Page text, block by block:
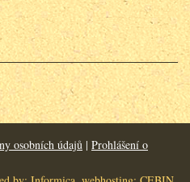
osobních údajů | Prohlášení o